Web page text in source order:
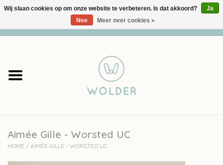
Garens
Accessoires
workshops
Aimée Gille - Worsted UC
HOME / AIMÉE GILLE - WORSTED UC
Wij slaan cookies op om onze website te verbeteren. Is dat akkoord?
Ja
Nee
Meer over cookies »